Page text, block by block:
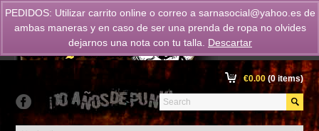
€0.00(0 items)
PEDIDOS: Utilizar carrito online o correo a sarnasocial@yahoo.es de
ambas maneras y en caso de ser una prenda de ropa no olvides
dejarnos una nota con tu talla.
Descartar